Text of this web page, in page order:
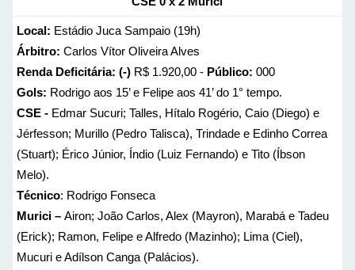
Local: Estádio Juca Sampaio (19h)
Árbitro: Carlos Vítor Oliveira Alves
Renda Deficitária: (-)R$ 1.920,00 - Público: 000
Gols: Rodrigo aos 15’ e Felipe aos 41’ do 1° tempo.
CSE - Edmar Sucuri; Talles, Hítalo Rogério, Caio (Diego) e
Jérfesson; Murillo (Pedro Talisca), Trindade e Edinho Correa
(Stuart); Érico Júnior, Índio (Luiz Fernando) e Tito (Íbson
Melo).
Técnico: Rodrigo Fonseca
Murici – Airon; João Carlos, Alex (Mayron), Marabá e Tadeu
(Erick); Ramon, Felipe e Alfredo (Mazinho); Lima (Ciel),
Mucuri e Adílson Canga (Palácios).